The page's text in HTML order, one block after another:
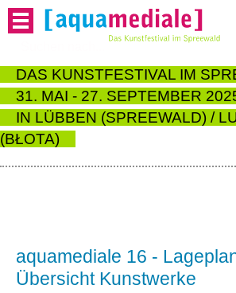
DAS KUNSTFESTIVAL IM
31. MAI - 27. SEPTEMBER
IN LÜBBEN (SPREEWALD) /
(BŁOTA)
aquamediale 16 -
Übersicht Kunstwerke